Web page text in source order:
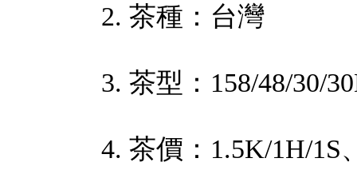
2. 茶種：台灣
3. 茶型：158/48/30/
4. 茶價：1.5K/1H/1S